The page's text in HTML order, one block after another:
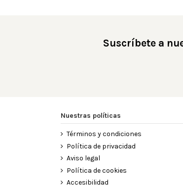
Suscríbete a
Nuestras políticas
Términos y condiciones
Política de privacidad
Aviso legal
Política de cookies
Accesibilidad